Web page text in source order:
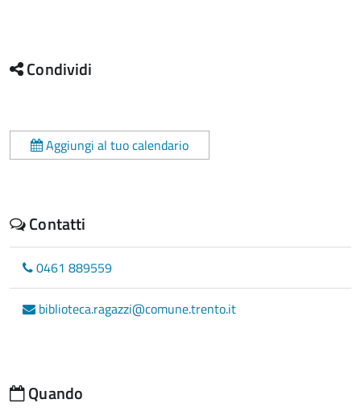
Condividi
Aggiungi al tuo calendario
Contatti
0461 889559
biblioteca.ragazzi@comune.trento.it
Quando